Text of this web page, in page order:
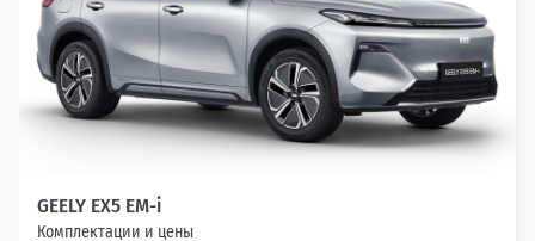
GEELY EX5 EM-i
Комплектации и цены